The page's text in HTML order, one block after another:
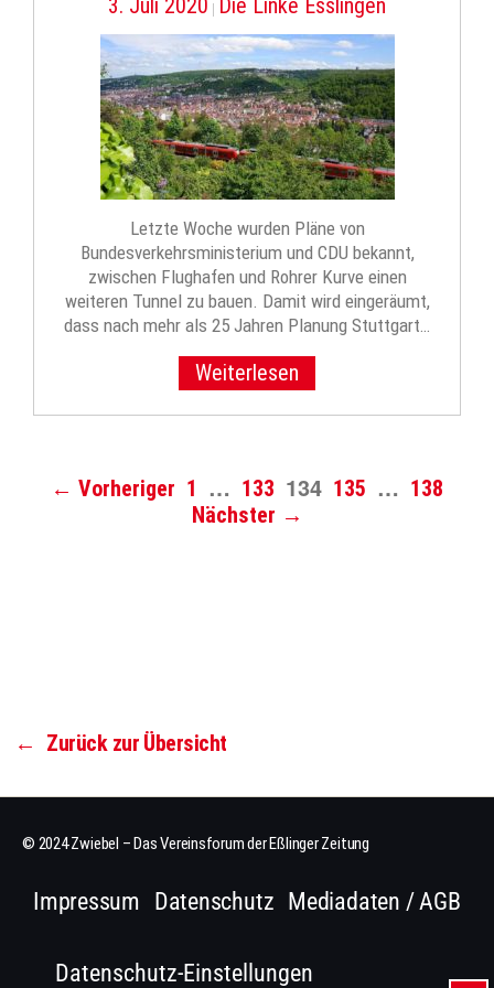
|
Letzte Woche wurden Pläne von
Bundesverkehrsministerium und CDU bekannt,
zwischen Flughafen und Rohrer Kurve einen
weiteren Tunnel zu bauen. Damit wird eingeräumt,
dass nach mehr als 25 Jahren Planung Stuttgart…
Weiterlesen
← Vorheriger 1 … 133 134 135 … 138
Nächster →
← Zurück zur Übersicht
© 2024 Zwiebel – Das Vereinsforum der Eßlinger Zeitung
Impressum Datenschutz Mediadaten / AGB
Datenschutz-Einstellungen